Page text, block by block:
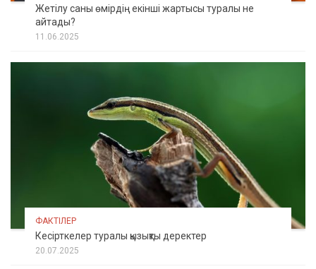
Жетілу саны өмірдің екінші жартысы туралы не
айтады?
11.06.2025
ФАКТІЛЕР
Кесірткелер туралы қызықты деректер
20.07.2025